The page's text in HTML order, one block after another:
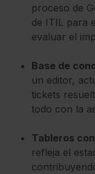
proceso de
de ITIL para
evaluar el
Base de
un editor,
tickets
todo con la
Tableros
refleja el